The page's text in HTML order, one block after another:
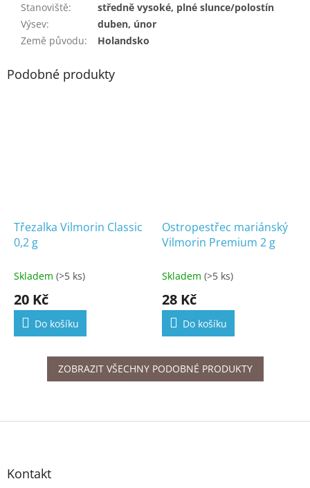
Stanoviště:
středně vysoké, plné slunce/polostín
Výsev:
duben, únor
Země původu: Holandsko
Podobné produkty
Třezalka Vilmorin Classic
0,2 g
Skladem (>5 ks)
20 Kč
Do košíku
Ostropestřec mariánský
Vilmorin Premium 2 g
Skladem (>5 ks)
28 Kč
Do košíku
ZOBRAZIT VŠECHNY PODOBNÉ PRODUKTY
Z
Kontakt